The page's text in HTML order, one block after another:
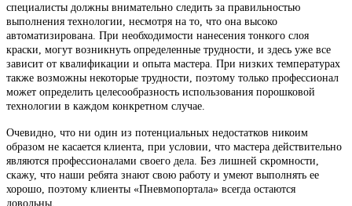
специалисты должны внимательно следить за правильностью
выполнения технологии, несмотря на то, что она высоко
автоматизирована. При необходимости нанесения тонкого слоя
краски, могут возникнуть определенные трудности, и здесь уже все
зависит от квалификации и опыта мастера. При низких температурах
также возможны некоторые трудности, поэтому только профессионал
может определить целесообразность использования порошковой
технологии в каждом конкретном случае.
Очевидно, что ни один из потенциальных недостатков никоим
образом не касается клиента, при условии, что мастера действительно
являются профессионалами своего дела. Без лишней скромности,
скажу, что наши ребята знают свою работу и умеют выполнять ее
хорошо, поэтому клиенты «Пневмопортала» всегда остаются
довольны.